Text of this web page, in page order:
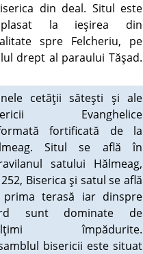
din deal. Situl este
la ieşirea din
spre Felcheriu, pe
drept al paraului Tăşad.
cetăţii săteşti şi ale
Evanghelice
fortificată de la
Situl se află în
satului Hălmeag,
Biserica şi satul se află
prima terasă iar dinspre
sunt dominate de
împădurite.
bisericii este situat